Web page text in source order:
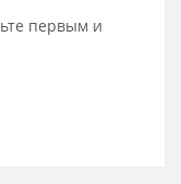
первым и